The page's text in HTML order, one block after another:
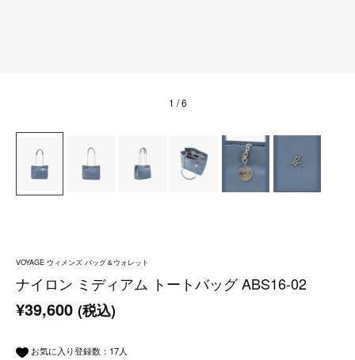
1 / 6
VOYAGE ウィメンズ バッグ＆ウォレット
ナイロン ミディアム トートバッグ ABS16-02
¥39,600 (税込)
お気に入り登録数： 17人